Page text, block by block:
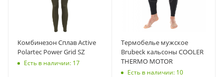
Комбинезон Сплав Active
Polartec Power Grid SZ
Есть в наличии: 17
Термобелье мужское
Brubeck кальсоны COOLER
THERMO MOTOR
Есть в наличии: 10